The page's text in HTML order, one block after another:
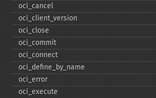
oci_​cancel
oci_​client_​version
oci_​close
oci_​commit
oci_​connect
oci_​define_​by_​name
oci_​error
oci_​execute